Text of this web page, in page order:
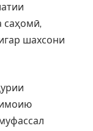
саҳомӣ,
шахсони